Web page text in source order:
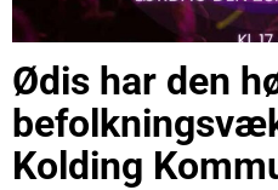
Ødis har den
Kolding